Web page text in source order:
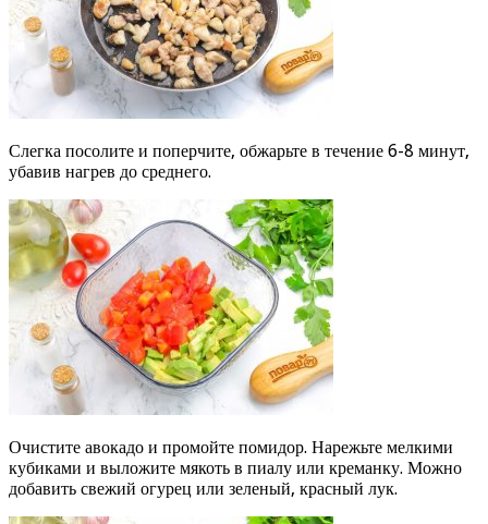
Слегка посолите и поперчите, обжарьте в течение 6-8 минут,
убавив нагрев до среднего.
Очистите авокадо и промойте помидор. Нарежьте мелкими
кубиками и выложите мякоть в пиалу или креманку. Можно
добавить свежий огурец или зеленый, красный лук.